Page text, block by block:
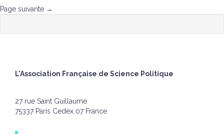
Page suivante →
L'Association Française de Science Politique
27 rue Saint Guillaume
75337 Paris Cedex 07 France